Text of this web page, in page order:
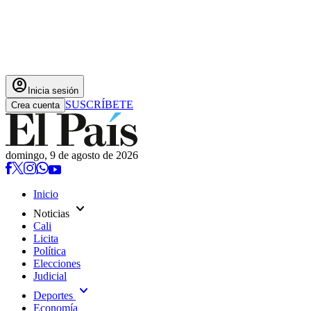
account_circle Inicia sesión
Crea cuenta SUSCRÍBETE
domingo, 9 de agosto de 2026
Inicio
Noticias expand_more
Cali
Licita
Política
Elecciones
Judicial
Deportes expand_more
Economía